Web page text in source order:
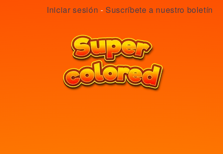
Iniciar sesión -Suscríbete a nuestro boletín